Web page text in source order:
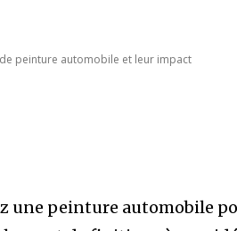
peinture automobile et leur impact
une peinture automobile